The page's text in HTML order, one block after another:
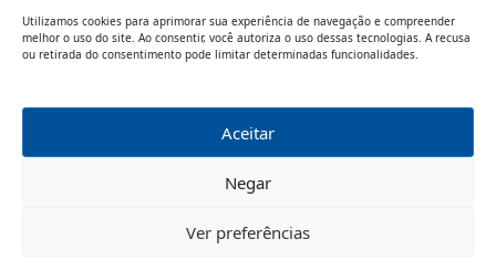
Utilizamos cookies para aprimorar sua experiência de navegação e compreender
melhor o uso do site. Ao consentir, você autoriza o uso dessas tecnologias. A recusa
ou retirada do consentimento pode limitar determinadas funcionalidades.
Aceitar
Negar
Ver preferências
POLÍTICA DE PRIVACIDADE
© 2026 - TODOS OS DIREITOS RESERVADOS